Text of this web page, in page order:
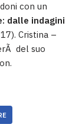
con un
dalle indagini
Cristina –
del suo